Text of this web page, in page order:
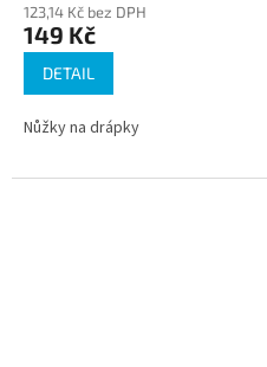
123,14 Kč bez DPH
149 Kč
DETAIL
Nůžky na drápky